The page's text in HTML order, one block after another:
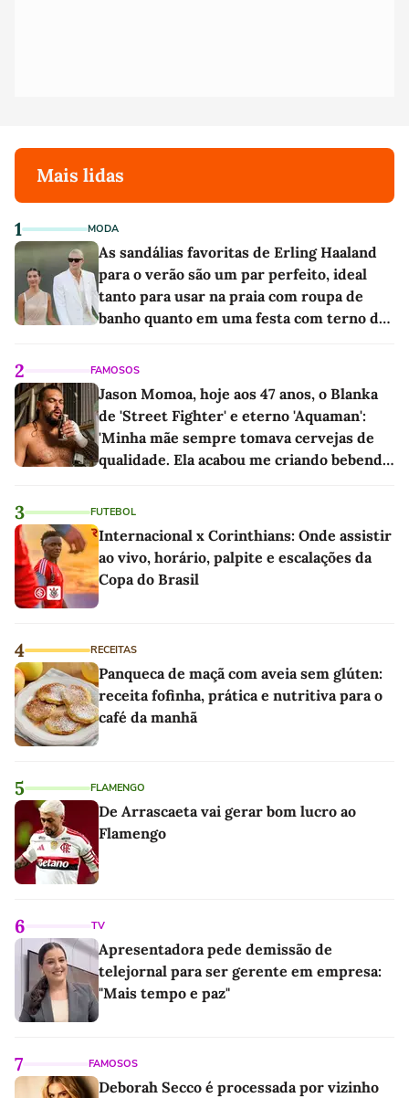
Mais lidas
1 MODA
As sandálias favoritas de Erling Haaland
para o verão são um par perfeito, ideal
tanto para usar na praia com roupa de
banho quanto em uma festa com terno de
2 FAMOSOS
Jason Momoa, hoje aos 47 anos, o Blanka
de 'Street Fighter' e eterno 'Aquaman':
'Minha mãe sempre tomava cervejas de
qualidade. Ela acabou me criando bebendo
3 FUTEBOL
Internacional x Corinthians: Onde assistir
ao vivo, horário, palpite e escalações da
Copa do Brasil
4 RECEITAS
Panqueca de maçã com aveia sem glúten:
receita fofinha, prática e nutritiva para o
café da manhã
5 FLAMENGO
De Arrascaeta vai gerar bom lucro ao
Flamengo
6 TV
Apresentadora pede demissão de
telejornal para ser gerente em empresa:
"Mais tempo e paz"
7 FAMOSOS
Deborah Secco é processada por vizinho